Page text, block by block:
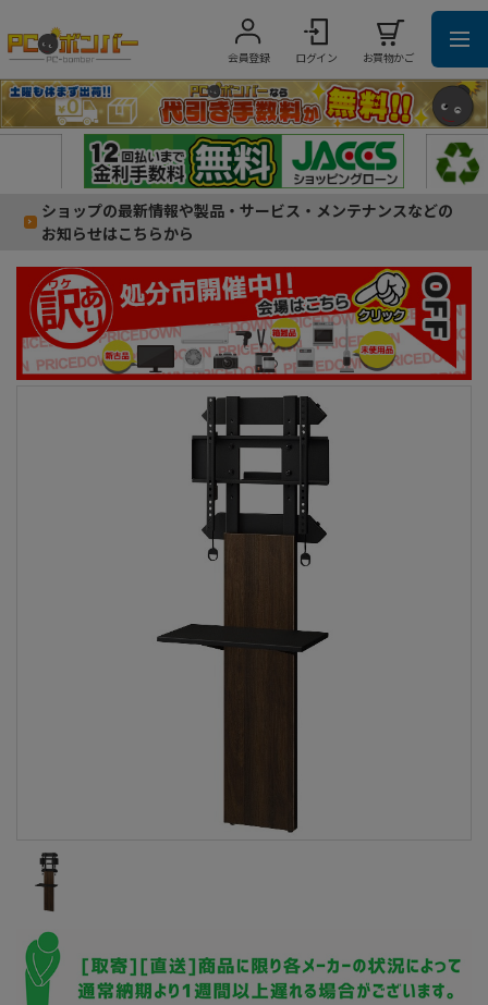
会員登録 ログイン お買物かご
ショップの最新情報や製品・サービス・メンテナンスなどの
お知らせはこちらから